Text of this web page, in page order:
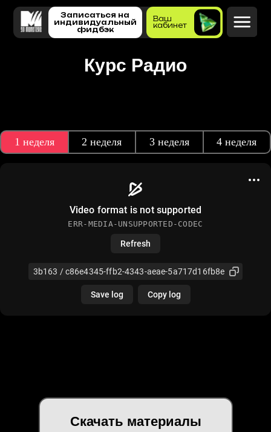
Ваш
кабинет
Записаться на
индивидуальный
фидбэк
Профессии
Интенсивы
Курс Радио
1 неделя 2 неделя 3 неделя 4 неделя
Скачать материалы